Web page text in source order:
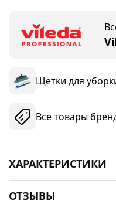
Щетки для
Все товары
ХАРАКТЕРИСТИКИ
ОТЗЫВЫ